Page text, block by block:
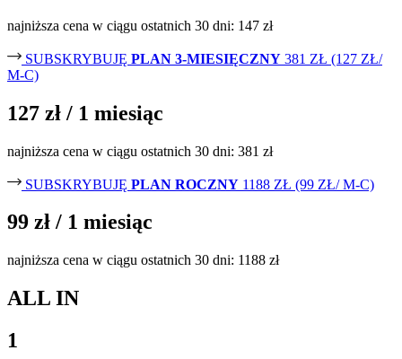
najniższa cena w ciągu ostatnich 30 dni: 147 zł
SUBSKRYBUJĘ PLAN 3-MIESIĘCZNY 381 ZŁ (127 ZŁ/
M-C)
127 zł / 1 miesiąc
najniższa cena w ciągu ostatnich 30 dni: 381 zł
SUBSKRYBUJĘ PLAN ROCZNY 1188 ZŁ (99 ZŁ/ M-C)
99 zł / 1 miesiąc
najniższa cena w ciągu ostatnich 30 dni: 1188 zł
ALL IN
1